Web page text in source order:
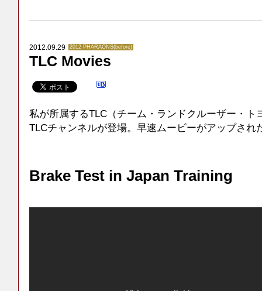
2012.09.29 2012 PHARAONS(before)
TLC Movies
私が所属するTLC（チーム・ランドクルーザー・ト
TLCチャンネルが登場。早速ムービーがアップされ
Brake Test in Japan Training